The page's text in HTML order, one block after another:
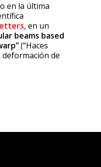
en la última
, en un
beams based
(“Haces
de